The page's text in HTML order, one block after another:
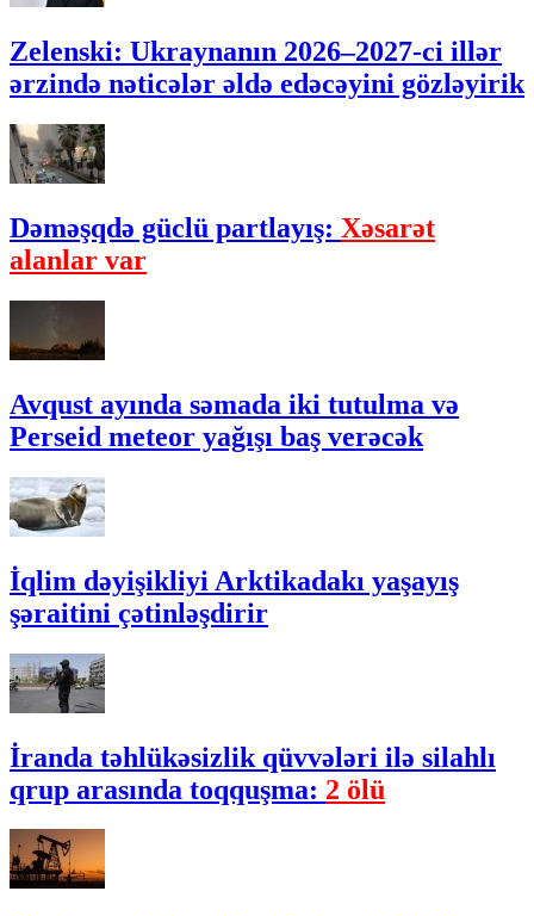
Zelenski: Ukraynanın 2026–2027-ci illər
ərzində nəticələr əldə edəcəyini gözləyirik
Dəməşqdə güclü partlayış: Xəsarət
alanlar var
Avqust ayında səmada iki tutulma və
Perseid meteor yağışı baş verəcək
İqlim dəyişikliyi Arktikadakı yaşayış
şəraitini çətinləşdirir
İranda təhlükəsizlik qüvvələri ilə silahlı
qrup arasında toqquşma: 2 ölü